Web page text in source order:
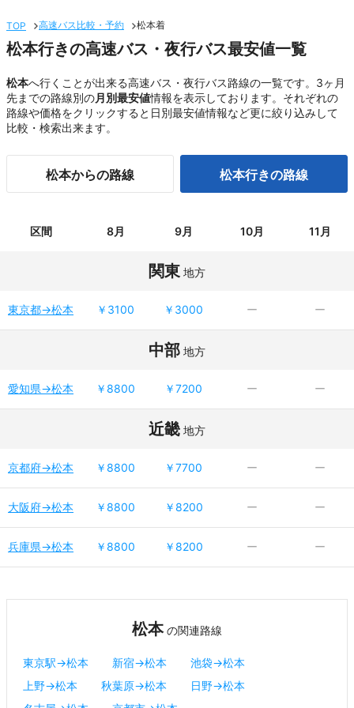
TOP 高速バス比較・予約 松本着
松本行きの高速バス・夜行バス最安値一覧
松本へ行くことが出来る高速バス・夜行バス路線の一覧です。3ヶ月
先までの路線別の月別最安値情報を表示しております。それぞれの
路線や価格をクリックすると日別最安値情報など更に絞り込みして
比較・検索出来ます。
松本からの路線 松本行きの路線
区間 8月 9月 10月 11月
関東 地方
東京都→松本 ￥3100 ￥3000 ー ー
中部 地方
愛知県→松本 ￥8800 ￥7200 ー ー
近畿 地方
京都府→松本 ￥8800 ￥7700 ー ー
大阪府→松本 ￥8800 ￥8200 ー ー
兵庫県→松本 ￥8800 ￥8200 ー ー
松本の関連路線
東京駅→松本 新宿→松本
池袋→松本
上野→松本
秋葉原→松本
日野→松本